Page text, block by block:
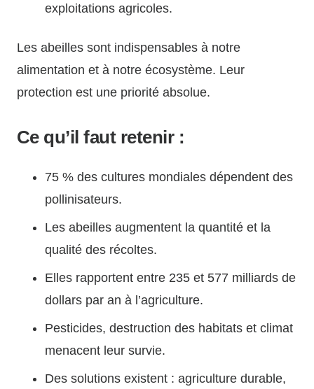
exploitations agricoles.
Les abeilles sont indispensables à notre
alimentation et à notre écosystème. Leur
protection est une priorité absolue.
Ce qu’il faut retenir :
75 % des cultures mondiales dépendent des
pollinisateurs.
Les abeilles augmentent la quantité et la
qualité des récoltes.
Elles rapportent entre 235 et 577 milliards de
dollars par an à l’agriculture.
Pesticides, destruction des habitats et climat
menacent leur survie.
Des solutions existent : agriculture durable,